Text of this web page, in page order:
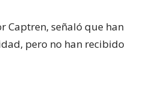
Captren, señaló que han
pero no han recibido